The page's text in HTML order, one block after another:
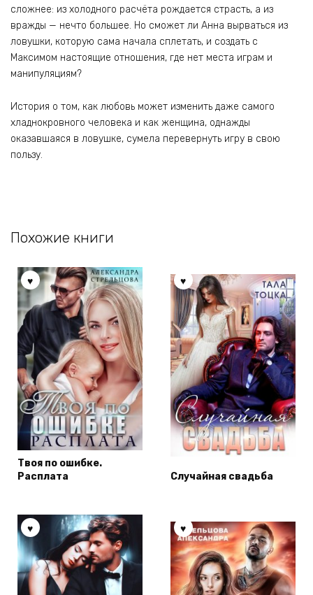
сложнее: из холодного расчёта рождается страсть, а из
вражды — нечто большее. Но сможет ли Анна вырваться из
ловушки, которую сама начала сплетать, и создать с
Максимом настоящие отношения, где нет места играм и
манипуляциям?
История о том, как любовь может изменить даже самого
хладнокровного человека и как женщина, однажды
оказавшаяся в ловушке, сумела перевернуть игру в свою
пользу.
Похожие книги
Твоя по ошибке.
Расплата
Случайная свадьба